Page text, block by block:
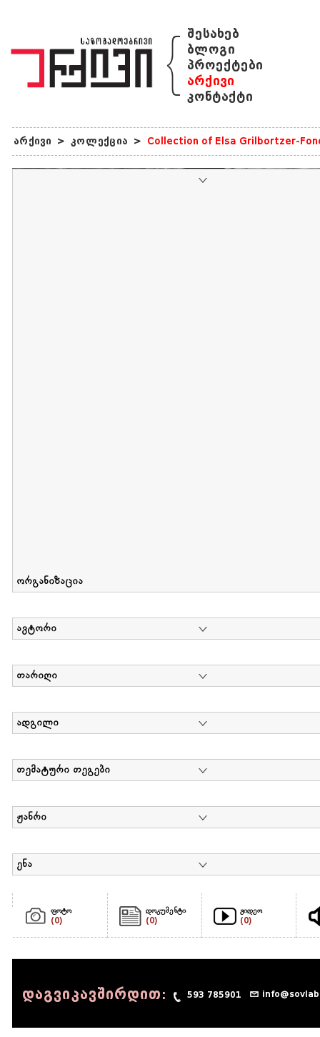
{ შესახებ
ბლოგი
პროექტები
არქივი
კონტაქტი
არქივი > კოლექცია > Collection of Elsa Grilbortzer-
ორგანიზაცია
ავტორი
თარიღი
ადგილი
თემატური თეგები
ჟანრი
ენა
ფოტო
(0)
დოკუმენტი
(0)
ვიდეო
(0)
დაგვიკავშირდით: 593 785901